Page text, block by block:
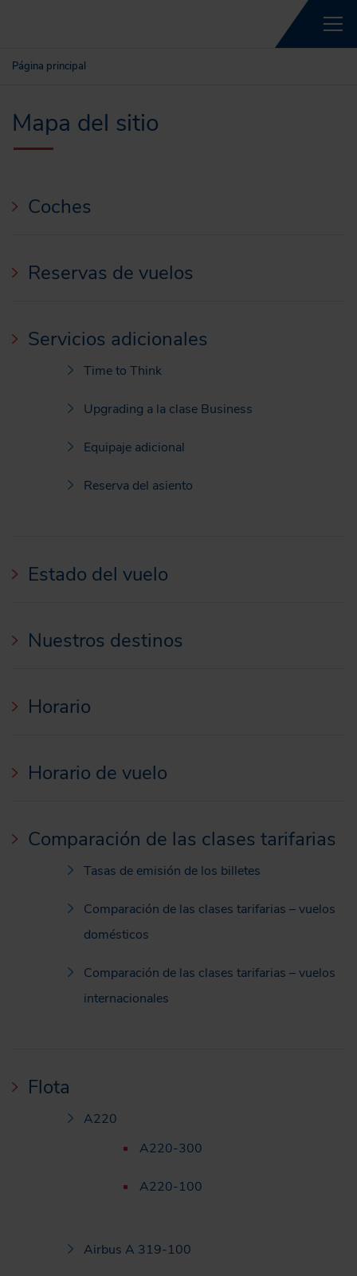
Página principal
Mapa del sitio
Coches
Reservas de vuelos
Servicios adicionales
Time to Think
Upgrading a la clase Business
Equipaje adicional
Reserva del asiento
Estado del vuelo
Nuestros destinos
Horario
Horario de vuelo
Comparación de las clases tarifarias
Tasas de emisión de los billetes
Comparación de las clases tarifarias – vuelos
domésticos
Comparación de las clases tarifarias – vuelos
internacionales
Flota
A220
A220-300
A220-100
Airbus A 319-100